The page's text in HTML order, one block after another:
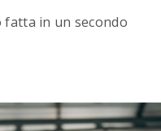
fatta in un secondo